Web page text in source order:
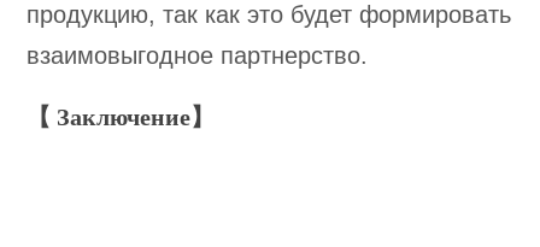
продукцию, так как это будет формировать
взаимовыгодное партнерство.
【 Заключение】